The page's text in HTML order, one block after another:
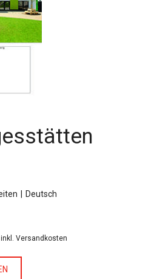
Sprache / Language: EN
Deutsch
Versandkosten